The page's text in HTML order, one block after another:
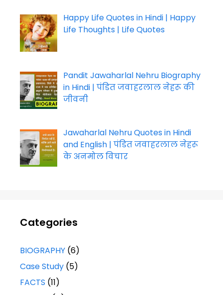
Happy Life Quotes in Hindi | Happy
Life Thoughts | Life Quotes
Pandit Jawaharlal Nehru Biography
in Hindi | पंडित जवाहरलाल नेहरू की
जीवनी
Jawaharlal Nehru Quotes in Hindi
and English | पंडित जवाहरलाल नेहरू
के अनमोल विचार
Categories
BIOGRAPHY (6)
Case Study (5)
FACTS (11)